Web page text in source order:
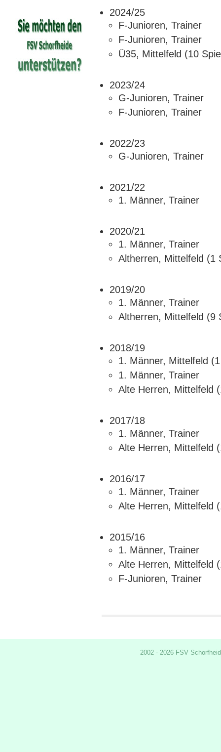
2024/25
F-Junioren, Trainer
F-Junioren, Trainer
Ü35, Mittelfeld (10
2023/24
G-Junioren, Trainer
F-Junioren, Trainer
2022/23
G-Junioren, Trainer
2021/22
1. Männer, Trainer
2020/21
1. Männer, Trainer
Altherren, Mittelfeld (1
2019/20
1. Männer, Trainer
Altherren, Mittelfeld (9
2018/19
1. Männer, Mittelfeld
1. Männer, Trainer
Alte Herren, Mittelfeld
2017/18
1. Männer, Trainer
Alte Herren, Mittelfeld
2016/17
1. Männer, Trainer
Alte Herren, Mittelfeld
2015/16
1. Männer, Trainer
Alte Herren, Mittelfeld
F-Junioren, Trainer
2002 - 2026 FSV